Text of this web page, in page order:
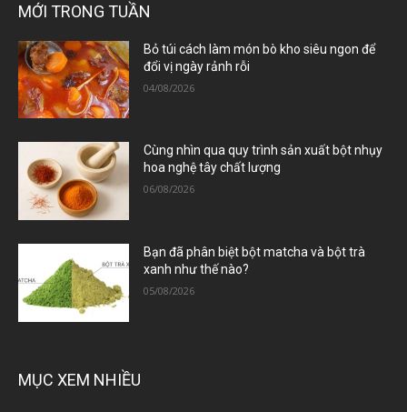
MỚI TRONG TUẦN
Bỏ túi cách làm món bò kho siêu ngon để
đổi vị ngày rảnh rỗi
04/08/2026
Cùng nhìn qua quy trình sản xuất bột nhụy
hoa nghệ tây chất lượng
06/08/2026
Bạn đã phân biệt bột matcha và bột trà
xanh như thế nào?
05/08/2026
MỤC XEM NHIỀU